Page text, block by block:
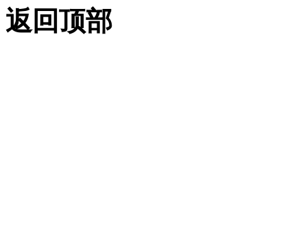
返回顶部